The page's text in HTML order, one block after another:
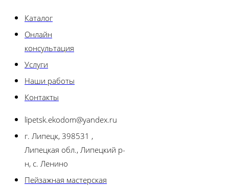
Каталог
Онлайн
консультация
Услуги
Наши работы
Контакты
lipetsk.ekodom@yandex.ru
г. Липецк, 398531 ,
Липецкая обл., Липецкий р-
н, с. Ленино
Пейзажная мастерская